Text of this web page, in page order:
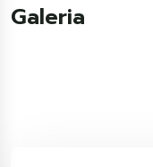
Galeria